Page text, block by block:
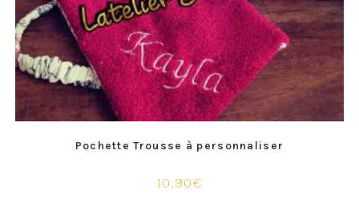
Pochette Trousse à personnaliser
10,90€